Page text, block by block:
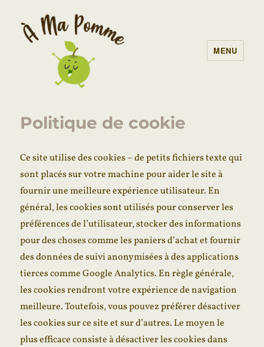
MENU
Politique de cookie
Ce site utilise des cookies – de petits fichiers texte qui
sont placés sur votre machine pour aider le site à
fournir une meilleure expérience utilisateur. En
général, les cookies sont utilisés pour conserver les
préférences de l’utilisateur, stocker des informations
pour des choses comme les paniers d’achat et fournir
des données de suivi anonymisées à des applications
tierces comme Google Analytics. En règle générale,
les cookies rendront votre expérience de navigation
meilleure. Toutefois, vous pouvez préférer désactiver
les cookies sur ce site et sur d’autres. Le moyen le
plus efficace consiste à désactiver les cookies dans